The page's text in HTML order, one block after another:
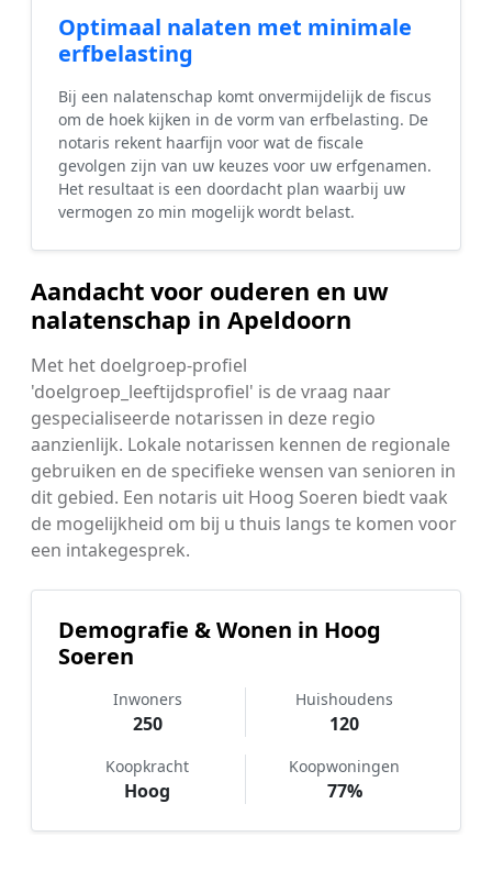
Optimaal nalaten met minimale
erfbelasting
Bij een nalatenschap komt onvermijdelijk de fiscus
om de hoek kijken in de vorm van erfbelasting. De
notaris rekent haarfijn voor wat de fiscale
gevolgen zijn van uw keuzes voor uw erfgenamen.
Het resultaat is een doordacht plan waarbij uw
vermogen zo min mogelijk wordt belast.
Aandacht voor ouderen en uw
nalatenschap in Apeldoorn
Met het doelgroep-profiel
'doelgroep_leeftijdsprofiel' is de vraag naar
gespecialiseerde notarissen in deze regio
aanzienlijk. Lokale notarissen kennen de regionale
gebruiken en de specifieke wensen van senioren in
dit gebied. Een notaris uit Hoog Soeren biedt vaak
de mogelijkheid om bij u thuis langs te komen voor
een intakegesprek.
Demografie & Wonen in Hoog
Soeren
Inwoners
250
Huishoudens
120
Koopkracht
Hoog
Koopwoningen
77%